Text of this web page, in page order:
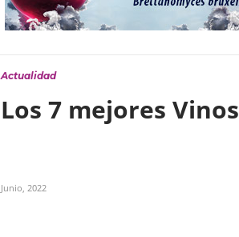
Actualidad
Los 7 mejores
Junio, 2022